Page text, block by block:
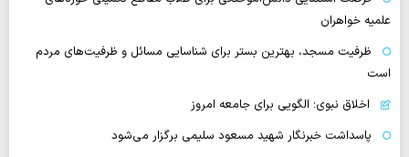
علمیه خواهران
ظرفیت مسجد، بهترین بستر برای شناسایی مسائل و ظرفیت‌های مردم
است
اخلاق نبوی؛ الگویی برای جامعه امروز
پاسداشت خبرنگار شهید مسعود سلیمی برگزار می‌شود